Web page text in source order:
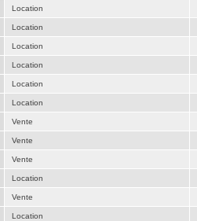
Location
Location
Location
Location
Location
Location
Vente
Vente
Vente
Location
Vente
Location